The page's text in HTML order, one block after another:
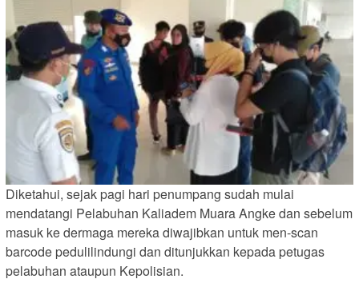
Diketahui, sejak pagi hari penumpang sudah mulai
mendatangi Pelabuhan Kaliadem Muara Angke dan sebelum
masuk ke dermaga mereka diwajibkan untuk men-scan
barcode pedulilindungi dan ditunjukkan kepada petugas
pelabuhan ataupun Kepolisian.